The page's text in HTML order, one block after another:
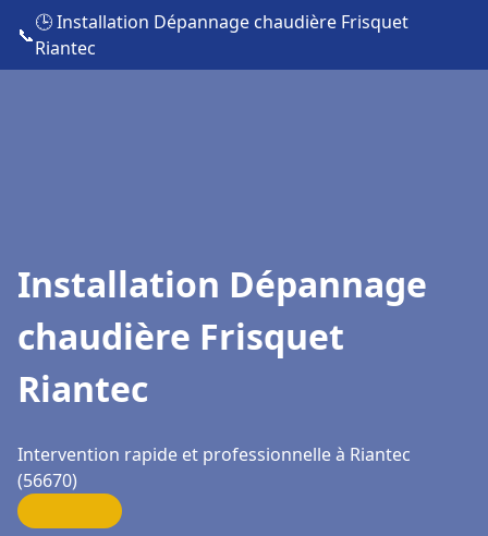
📞
🕒 Installation Dépannage chaudière Frisquet
Riantec
Installation Dépannage
chaudière Frisquet
Riantec
Intervention rapide et professionnelle à Riantec
(56670)